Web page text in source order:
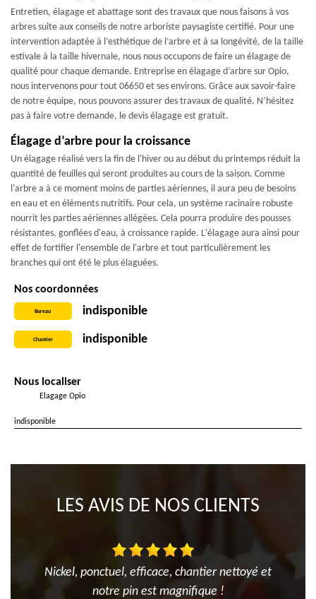
Entretien, élagage et abattage sont des travaux que nous faisons à vos
arbres suite aux conseils de notre arboriste paysagiste certifié. Pour une
intervention adaptée à l’esthétique de l’arbre et à sa longévité, de la taille
estivale à la taille hivernale, nous nous occupons de faire un élagage de
qualité pour chaque demande. Entreprise en élagage d’arbre sur Opio,
nous intervenons pour tout 06650 et ses environs. Grâce aux savoir-faire
de notre équipe, nous pouvons assurer des travaux de qualité. N’hésitez
pas à faire votre demande, le devis élagage est gratuit.
Élagage d’arbre pour la croissance
Un élagage réalisé vers la fin de l'hiver ou au début du printemps réduit la
quantité de feuilles qui seront produites au cours de la saison. Comme
l'arbre a à ce moment moins de parties aériennes, il aura peu de besoins
en eau et en éléments nutritifs. Pour cela, un système racinaire robuste
nourrit les parties aériennes allégées. Cela pourra produire des pousses
résistantes, gonflées d'eau, à croissance rapide. L'élagage aura ainsi pour
effet de fortifier l'ensemble de l'arbre et tout particulièrement les
branches qui ont été le plus élaguées.
Nos coordonnées
Bureau indisponible
Chantier indisponible
Nous localiser
Elagage Opio
indisponible
LES AVIS DE NOS CLIENTS
Nickel, ponctuel, efficace, chantier nettoyé et
notre pin est magnifique !